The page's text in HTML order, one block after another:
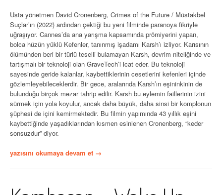
Usta yönetmen David Cronenberg, Crimes of the Future / Müstakbel
Suçlar’ın (2022) ardından çektiği bu yeni filminde paranoya fikriyle
uğraşıyor. Cannes’da ana yarışma kapsamında prömiyerini yapan,
bolca hüzün yüklü Kefenler, tanınmış işadamı Karsh’ı izliyor. Karısının
ölümünden beri bir türlü teselli bulamayan Karsh, devrim niteliğinde ve
tartışmalı bir teknoloji olan GraveTech’i icat eder. Bu teknoloji
sayesinde geride kalanlar, kaybettiklerinin cesetlerini kefenleri içinde
gözlemleyebileceklerdir. Bir gece, aralarında Karsh’ın eşininkinin de
bulunduğu birçok mezar tahrip edilir. Karsh bu eylemin faillerinin izini
sürmek için yola koyulur, ancak daha büyük, daha sinsi bir komplonun
şüphesi de içini kemirmektedir. Bu filmin yapımında 43 yıllık eşini
kaybettiğinde yaşadıklarından kısmen esinlenen Cronenberg, “keder
sonsuzdur” diyor.
“Kefenler
yazısını okumaya devam et →